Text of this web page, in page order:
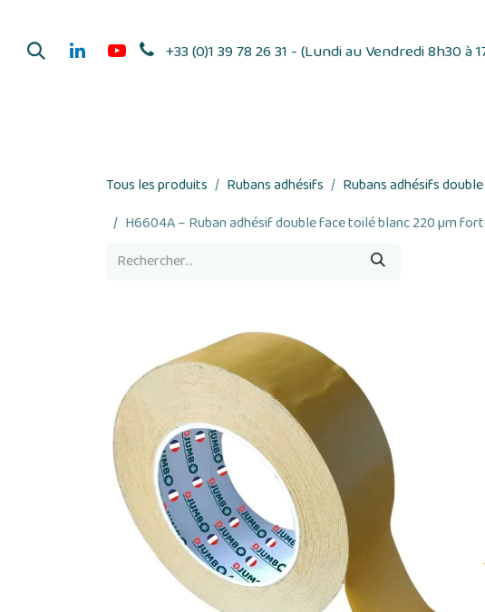
+33 (0)1 39 78 26 31 - (Lundi au Vendredi 8h30 à
Tous les produits Rubans adhésifs Rubans adhésifs
H6604A – Ruban adhésif double face toilé blanc 220 µm